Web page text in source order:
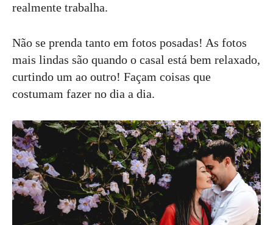
realmente trabalha.
Não se prenda tanto em fotos posadas! As fotos
mais lindas são quando o casal está bem relaxado,
curtindo um ao outro! Façam coisas que
costumam fazer no dia a dia.